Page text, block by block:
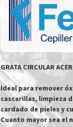
GRATA CIRCULAR
Ideal para remover
cascarillas, limpieza
cardado de pieles y
Cuanto mayor sea el